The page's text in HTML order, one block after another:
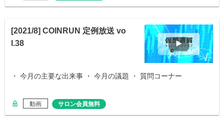
[2021/8] COINRUN 定例放送 vo
l.38
・ 今月の主要な出来事 ・ 今月の議題 ・ 質問コーナー
動画 サロン会員無料